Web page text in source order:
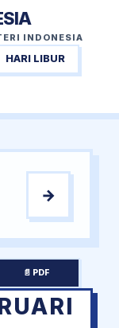
INDONESIA
HARI LIBUR
→
📄 PDF